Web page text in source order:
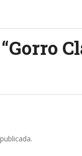
Gorro